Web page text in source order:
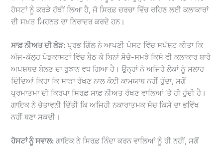
ਹੋਸਟਾਂ ਨੂੰ ਕਰੜੇ ਹੱਥੀਂ ਲਿਆ ਹੈ, ਜੋ ਸਿਰਫ਼ ਚਰਚਾ ਵਿੱਚ ਰਹਿਣ ਲਈ ਕਲਾਕਾਰਾਂ
ਦੀ ਸਖ਼ਤ ਮਿਹਨਤ ਦਾ ਨਿਰਾਦਰ ਕਰਦੇ ਹਨ।
ਸਾਫ਼ ਨੀਅਤ ਦੀ ਲੋੜ: ਪ੍ਰਭ ਗਿੱਲ ਨੇ ਆਪਣੀ ਪੋਸਟ ਵਿੱਚ ਸਪੱਸ਼ਟ ਕੀਤਾ ਕਿ
ਅੱਜ-ਕੱਲ੍ਹ ਪੌਡਕਾਸਟਾਂ ਵਿੱਚ ਬੈਠ ਕੇ ਬਿਨਾਂ ਸੋਚੇ-ਸਮਝੇ ਕਿਸੇ ਵੀ ਕਲਾਕਾਰ ਬਾਰੇ
ਅਪਸ਼ਬਦ ਬੋਲਣ ਦਾ ਰੁਝਾਨ ਵਧ ਗਿਆ ਹੈ। ਉਨ੍ਹਾਂ ਨੇ ਅਜਿਹੇ ਲੋਕਾਂ ਨੂੰ ਸਲਾਹ
ਦਿੰਦਿਆਂ ਕਿਹਾ ਕਿ ਸਾੜਾ ਰੱਖਣ ਨਾਲ ਕੋਈ ਕਾਮਯਾਬ ਨਹੀਂ ਹੁੰਦਾ, ਸਗੋਂ
ਪ੍ਰਮਾਤਮਾ ਦੀ ਕਿਰਪਾ ਸਿਰਫ਼ ਸਾਫ਼ ਨੀਅਤ ਰੱਖਣ ਵਾਲਿਆਂ ‘ਤੇ ਹੀ ਹੁੰਦੀ ਹੈ।
ਗਾਇਕ ਨੇ ਚੇਤਾਵਨੀ ਦਿੱਤੀ ਕਿ ਅਜਿਹੀ ਨਕਾਰਾਤਮਕ ਸੋਚ ਕਿਸੇ ਦਾ ਭਵਿੱਖ
ਨਹੀਂ ਬਣਾ ਸਕਦੀ।
ਹੋਸਟਾਂ ਨੂੰ ਸਵਾਲ: ਗਾਇਕ ਨੇ ਸਿਰਫ਼ ਨਿੰਦਾ ਕਰਨ ਵਾਲਿਆਂ ਨੂੰ ਹੀ ਨਹੀਂ, ਸਗੋਂ